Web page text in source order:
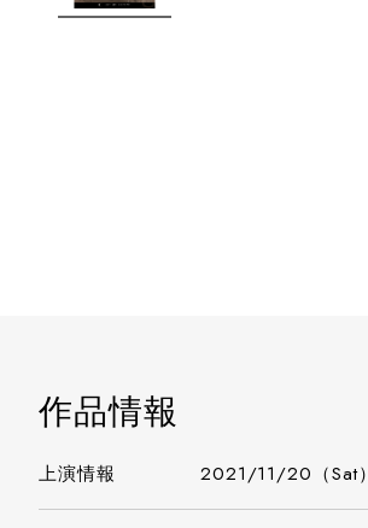
作品情報
上演情報 2021/11/20（Sat